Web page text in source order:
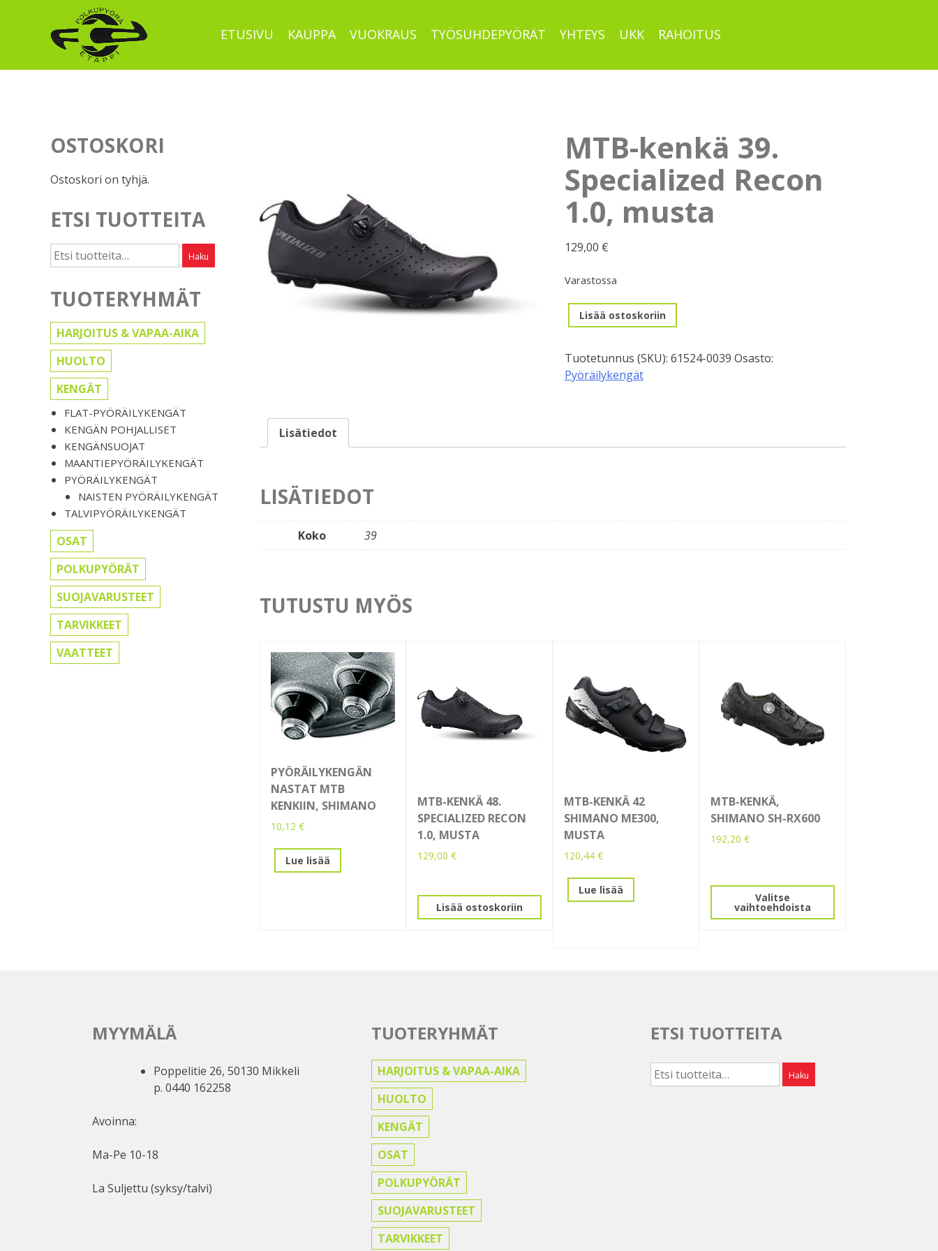
ETUSIVU KAUPPA VUOKRAUS TYÖSUHDEPYÖRÄT YHTEYS UKK RAHOITUS
OSTOSKORI
Ostoskori on tyhjä.
ETSI TUOTTEITA
Etsi: Haku
TUOTERYHMÄT
HARJOITUS & VAPAA-AIKA
HUOLTO
KENGÄT
FLAT-PYÖRÄILYKENGÄT
KENGÄN POHJALLISET
KENGÄNSUOJAT
MAANTIEPYÖRÄILYKENGÄT
PYÖRÄILYKENGÄT
NAISTEN PYÖRÄILYKENGÄT
TALVIPYÖRÄILYKENGÄT
OSAT
POLKUPYÖRÄT
SUOJAVARUSTEET
TARVIKKEET
VAATTEET
MTB-kenkä 39.
Specialized Recon
1.0, musta
129,00 €
Varastossa
MTB-
kenkä
Specialized
Recon
Lisää ostoskoriin
Tuotetunnus (SKU): 61524-0039 Osasto:
Pyöräilykengät
Lisätiedot
LISÄTIEDOT
Koko 39
TUTUSTU MYÖS
PYÖRÄILYKENGÄN
NASTAT MTB
KENKIIN, SHIMANO
10,12 €
Lue lisää
MTB-KENKÄ 48.
SPECIALIZED RECON
1.0, MUSTA
129,00 €
Lisää ostoskoriin
MTB-KENKÄ 42
SHIMANO ME300,
MUSTA
120,44 €
Lue lisää
MTB-KENKÄ,
SHIMANO SH-RX600
192,20 €
Valitse
vaihtoehdoista
useampi
MYYMÄLÄ
Poppelitie 26, 50130 Mikkeli
p. 0440 162258
Avoinna:
Ma-Pe 10-18
La Suljettu (syksy/talvi)
TUOTERYHMÄT
HARJOITUS & VAPAA-AIKA
HUOLTO
KENGÄT
OSAT
POLKUPYÖRÄT
SUOJAVARUSTEET
TARVIKKEET
ETSI TUOTTEITA
Etsi: Haku